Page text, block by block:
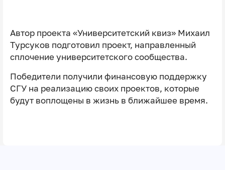
Автор проекта «Университетский квиз» Михаил
Турсуков подготовил проект, направленный
сплочение университетского сообщества.
Победители получили финансовую поддержку
СГУ на реализацию своих проектов, которые
будут воплощены в жизнь в ближайшее время.